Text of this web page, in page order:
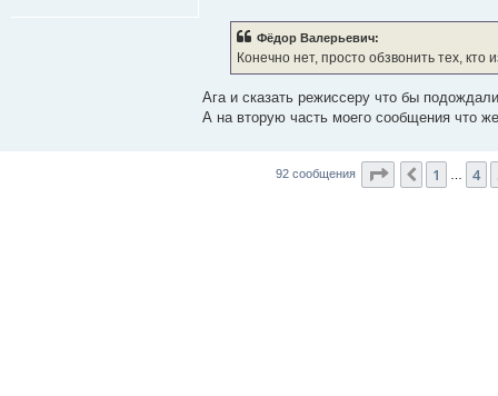
е
Фёдор Валерьевич:
Конечно нет, просто обзвонить тех,
Ага и сказать режиссеру что бы
А на вторую часть моего сообщения что
92 сообщения Страница из
Пред.
1 … 4